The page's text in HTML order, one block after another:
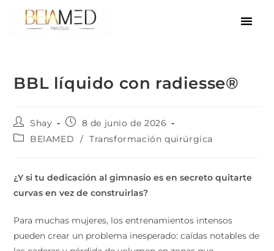
BBL líquido con radiesse®
Shay
8 de junio de 2026
BEIAMED
/ Transformación quirúrgica
¿Y si tu dedicación al gimnasio es en secreto quitarte
curvas en vez de construirlas?
Para muchas mujeres, los entrenamientos intensos
pueden crear un problema inesperado: caídas notables de